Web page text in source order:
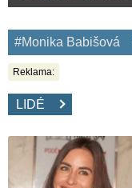
#Monika Babišová
Reklama:
LIDÉ